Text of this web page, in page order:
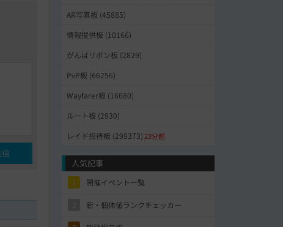
AR写真板 (45885)
情報提供板 (10166)
がんばリボン板 (2829)
PvP板 (66256)
Wayfarer板 (16680)
ルート板 (2930)
レイド招待板 (299373) 23分前
人気記事
1 開催イベント一覧
新・個体値ランクチェッカー